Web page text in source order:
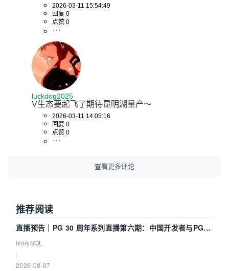
2026-03-11 15:54:49
回复 0
点赞 0
luckdog2025
V生态要起飞了期待昆明湖量产～
2026-03-11 14:05:16
回复 0
点赞 0
查看更多评论
推荐阅读
直播预告｜PG 30 周年系列直播第六期：中国开发者与PG内
核——我们改得动吗？我们贡献了什么？
IvorySQL
2026-08-07